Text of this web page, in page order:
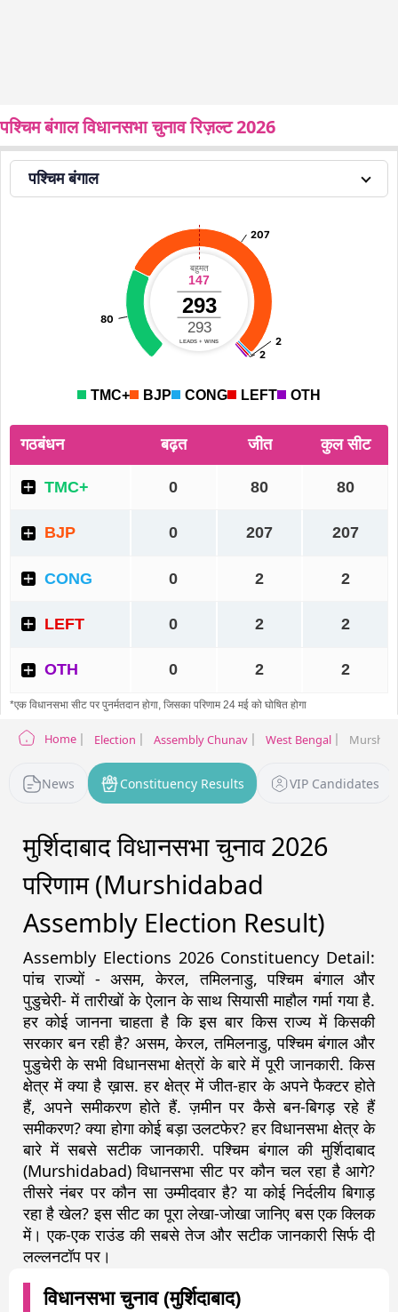
पश्चिम बंगाल विधानसभा चुनाव रिज़ल्ट 2026
Home Election Assembly Chunav West Bengal
News Constituency Results VIP Candidates
मुर्शिदाबाद विधानसभा चुनाव 2026
परिणाम (Murshidabad
Assembly Election Result)
Assembly Elections 2026 Constituency Detail:
पांच राज्यों - असम, केरल, तमिलनाडु, पश्चिम बंगाल और
पुडुचेरी- में तारीखों के ऐलान के साथ सियासी माहौल गर्मा गया है.
हर कोई जानना चाहता है कि इस बार किस राज्य में किसकी
सरकार बन रही है? असम, केरल, तमिलनाडु, पश्चिम बंगाल और
पुडुचेरी के सभी विधानसभा क्षेत्रों के बारे में पूरी जानकारी. किस
क्षेत्र में क्या है ख़ास. हर क्षेत्र में जीत-हार के अपने फैक्टर होते
हैं, अपने समीकरण होते हैं. ज़मीन पर कैसे बन-बिगड़ रहे हैं
समीकरण? क्या होगा कोई बड़ा उलटफेर? हर विधानसभा क्षेत्र के
बारे में सबसे सटीक जानकारी. पश्चिम बंगाल की मुर्शिदाबाद
(Murshidabad) विधानसभा सीट पर कौन चल रहा है आगे?
तीसरे नंबर पर कौन सा उम्मीदवार है? या कोई निर्दलीय बिगाड़
रहा है खेल? इस सीट का पूरा लेखा-जोखा जानिए बस एक क्लिक
में। एक-एक राउंड की सबसे तेज और सटीक जानकारी सिर्फ दी
लल्लनटॉप पर।
विधानसभा चुनाव (मुर्शिदाबाद)